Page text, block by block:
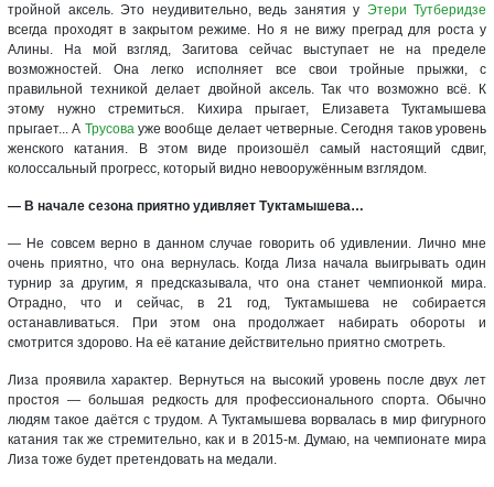
тройной аксель. Это неудивительно, ведь занятия у Этери Тутберидзе
всегда проходят в закрытом режиме. Но я не вижу преград для роста у
Алины. На мой взгляд, Загитова сейчас выступает не на пределе
возможностей. Она легко исполняет все свои тройные прыжки, с
правильной техникой делает двойной аксель. Так что возможно всё. К
этому нужно стремиться. Кихира прыгает, Елизавета Туктамышева
прыгает... А Трусовауже вообще делает четверные. Сегодня таков уровень
женского катания. В этом виде произошёл самый настоящий сдвиг,
колоссальный прогресс, который видно невооружённым взглядом.
— В начале сезона приятно удивляет Туктамышева…
— Не совсем верно в данном случае говорить об удивлении. Лично мне
очень приятно, что она вернулась. Когда Лиза начала выигрывать один
турнир за другим, я предсказывала, что она станет чемпионкой мира.
Отрадно, что и сейчас, в 21 год, Туктамышева не собирается
останавливаться. При этом она продолжает набирать обороты и
смотрится здорово. На её катание действительно приятно смотреть.
Лиза проявила характер. Вернуться на высокий уровень после двух лет
простоя — большая редкость для профессионального спорта. Обычно
людям такое даётся с трудом. А Туктамышева ворвалась в мир фигурного
катания так же стремительно, как и в 2015-м. Думаю, на чемпионате мира
Лиза тоже будет претендовать на медали.